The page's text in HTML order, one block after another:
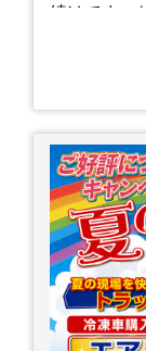
続けてまいります！ 今後と